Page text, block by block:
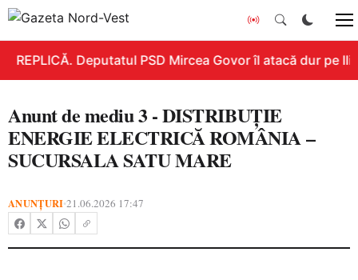
REPLICĂ. Deputatul PSD Mircea Govor îl atacă dur pe
Anunt de mediu 3 - DISTRIBUȚIE
ENERGIE ELECTRICĂ ROMÂNIA –
SUCURSALA SATU MARE
ANUNȚURI•21.06.2026 17:47